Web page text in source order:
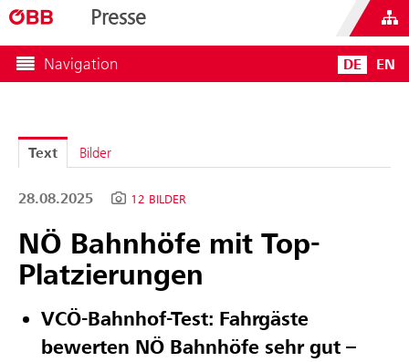
Presse
Navigation DE EN
Text Bilder
28.08.2025 12 BILDER
NÖ Bahnhöfe mit Top-
Platzierungen
VCÖ-Bahnhof-Test: Fahrgäste
bewerten NÖ Bahnhöfe sehr gut –